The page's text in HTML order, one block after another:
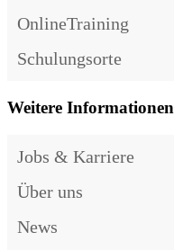
OnlineTraining
Schulungsorte
Weitere Informationen
Jobs & Karriere
Über uns
News